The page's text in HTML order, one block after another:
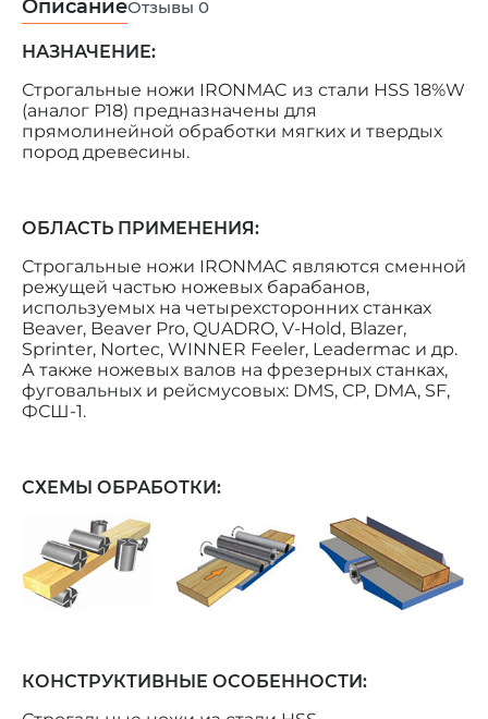
ОписаниеОтзывы 0
НАЗНАЧЕНИЕ:
Строгальные ножи IRONMAC из стали HSS 18%W
(аналог Р18) предназначены для
прямолинейной обработки мягких и твердых
пород древесины.
ОБЛАСТЬ ПРИМЕНЕНИЯ:
Строгальные ножи IRONMAC являются сменной
режущей частью ножевых барабанов,
используемых на четырехсторонних станках
Beaver, Beaver Pro, QUADRO, V-Hold, Blazer,
Sprinter, Nortec, WINNER Feeler, Leadermac и др.
А также ножевых валов на фрезерных станках,
фуговальных и рейсмусовых: DMS, СР, DMA, SF,
ФСШ-1.
СХЕМЫ ОБРАБОТКИ:
КОНСТРУКТИВНЫЕ ОСОБЕННОСТИ: